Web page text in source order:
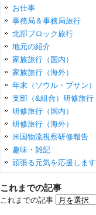
お仕事
事務局＆事務局旅行
北部ブロック旅行
地元の紹介
家族旅行（国内）
家族旅行（海外）
年末（ソウル・プサン）
支部（&組合）研修旅行
研修旅行（国内）
研修旅行（海外）
米国物流視察研修報告
趣味・雑記
頑張る元気を応援します
これまでの記事
これまでの記事